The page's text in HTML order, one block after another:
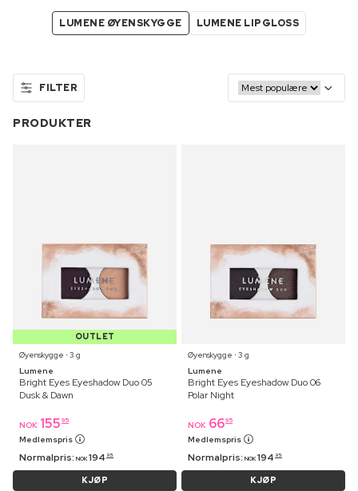
LUMENE ØYENSKYGGE LUMENE LIPGLOSS
FILTER
PRODUKTER
OUTLET
Øyenskygge ⋅ 3 g
Lumene
Bright Eyes Eyeshadow Duo 05
Dusk & Dawn
NOK 155 95
Medlemspris
Normalpris: NOK 194 95
KJØP
Øyenskygge ⋅ 3 g
Lumene
Bright Eyes Eyeshadow Duo 06
Polar Night
NOK 6695
Medlemspris
Normalpris: NOK 194 95
KJØP